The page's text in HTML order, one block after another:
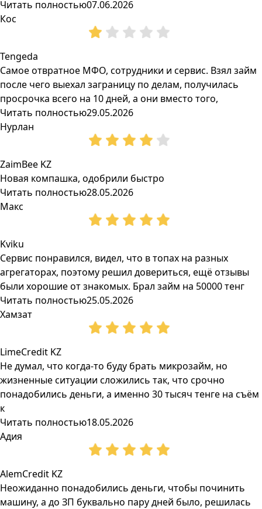
Читать полностью07.06.2026
Кос
Tengeda
Самое отвратное МФО, сотрудники и сервис. Взял займ
после чего выехал заграницу по делам, получилась
просрочка всего на 10 дней, а они вместо того,
Читать полностью29.05.2026
Нурлан
ZaimBee KZ
Новая компашка, одобрили быстро
Читать полностью28.05.2026
Макс
Kviku
Сервис понравился, видел, что в топах на разных
агрегаторах, поэтому решил довериться, ещё отзывы
были хорошие от знакомых. Брал займ на 50000 тенг
Читать полностью25.05.2026
Хамзат
LimeCredit KZ
Не думал, что когда-то буду брать микрозайм, но
жизненные ситуации сложились так, что срочно
понадобились деньги, а именно 30 тысяч тенге на съём
к
Читать полностью18.05.2026
Адия
AlemCredit KZ
Неожиданно понадобились деньги, чтобы починить
машину, а до ЗП буквально пару дней было, решилась